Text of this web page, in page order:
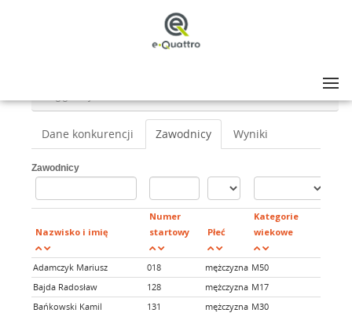
Dane konkurencji Zawodnicy Wyniki
Zawodnicy
Nazwisko i imię
Numer
startowy
Płeć
Kategorie
wiekowe
Adamczyk Mariusz 018 mężczyzna M50
Bajda Radosław
128 mężczyzna M17
Bańkowski Kamil
131 mężczyzna M30